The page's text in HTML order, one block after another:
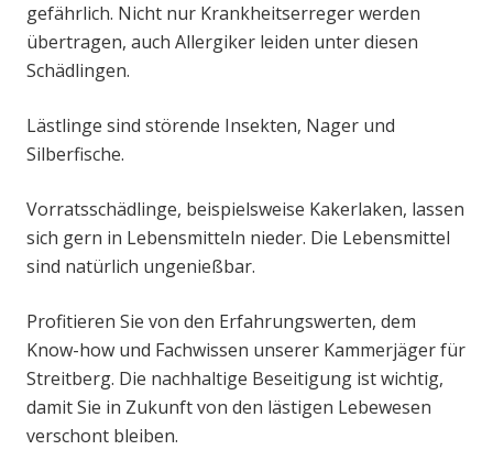
gefährlich. Nicht nur Krankheitserreger werden
übertragen, auch Allergiker leiden unter diesen
Schädlingen.
Lästlinge sind störende Insekten, Nager und
Silberfische.
Vorratsschädlinge, beispielsweise Kakerlaken, lassen
sich gern in Lebensmitteln nieder. Die Lebensmittel
sind natürlich ungenießbar.
Profitieren Sie von den Erfahrungswerten, dem
Know-how und Fachwissen unserer Kammerjäger für
Streitberg. Die nachhaltige Beseitigung ist wichtig,
damit Sie in Zukunft von den lästigen Lebewesen
verschont bleiben.